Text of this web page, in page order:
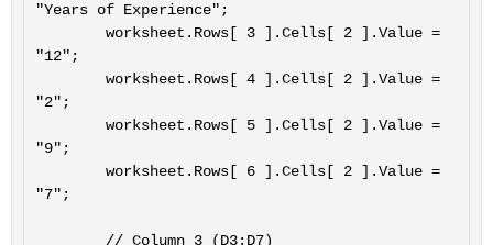
"Years of Experience";
"12";
"2";
"9";
"7";